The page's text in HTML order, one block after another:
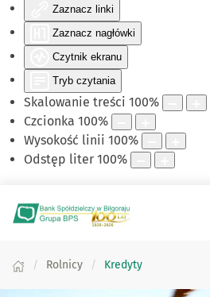
Zaznacz linki
Zaznacz nagłówki
Czytnik ekranu
Tryb czytania
Skalowanie treści 100%
Czcionka 100%
Wysokość linii 100%
Odstęp liter 100%
Rolnicy Kredyty